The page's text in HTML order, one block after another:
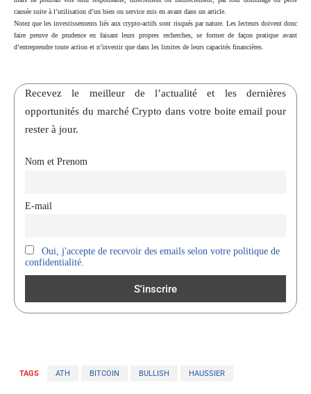
causée suite à l’utilisation d’un bien ou service mis en avant dans un article.
Notez que les investissements liés aux crypto-actifs sont risqués par nature. Les lecteurs doivent donc
faire preuve de prudence en faisant leurs propres recherches, se former de façon pratique avant
d’entreprendre toute action et n’investir que dans les limites de leurs capacités financières.
Recevez le meilleur de l’actualité et les dernières
opportunités du marché Crypto dans votre boite email pour
rester à jour.
Nom et Prenom
E-mail
Oui, j'accepte de recevoir des emails selon votre politique de
confidentialité.
TAGS ATH BITCOIN BULLISH HAUSSIER